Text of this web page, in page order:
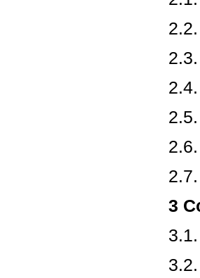
3